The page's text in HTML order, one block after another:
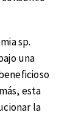
sp.
una
esta
la